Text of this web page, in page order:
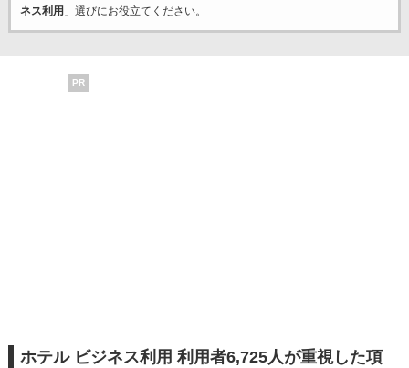
ネス利用 」選びにお役立てください。
PR
ホテル ビジネス利用 利用者6,725人が重視した項